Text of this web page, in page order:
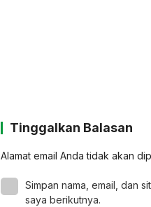
Tinggalkan Balasan
Alamat email Anda tidak akan
Simpan nama, email, dan
saya berikutnya.